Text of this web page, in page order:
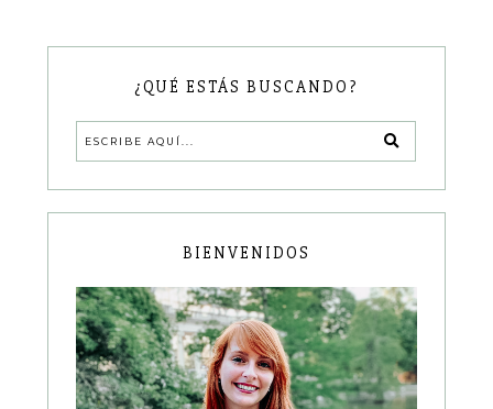
¿QUÉ ESTÁS BUSCANDO?
BIENVENIDOS